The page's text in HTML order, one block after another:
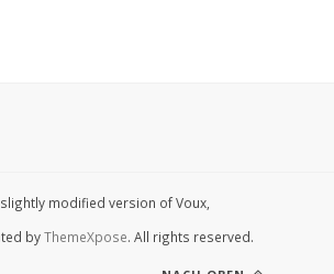
modified version of Voux,
byThemeXpose. All rights reserved.